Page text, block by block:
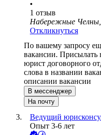
•
1 отзыв
Набережные Челны,
Откликнуться
По вашему запросу
вакансии. Присылать
юрист договорного
слова в названии
описании вакансии
В мессенджер
На почту
Ведущий
Опыт 3-6 лет